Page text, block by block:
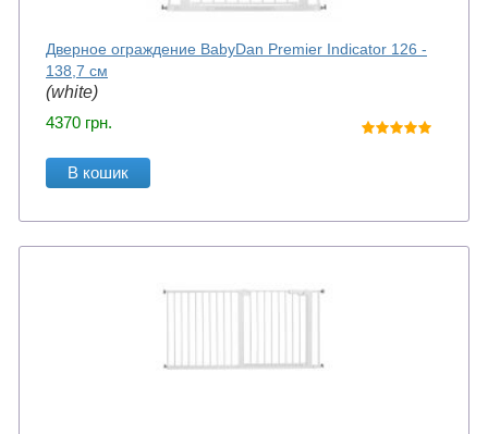
Дверное ограждение BabyDan Premier Indicator 126 -
138,7 см
(white)
4370 грн.
В кошик